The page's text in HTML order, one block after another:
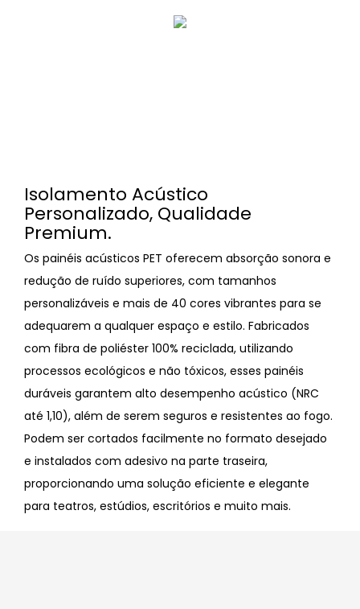
Isolamento Acústico
Personalizado, Qualidade
Premium.
Os painéis acústicos PET oferecem absorção sonora e
redução de ruído superiores, com tamanhos
personalizáveis ​​e mais de 40 cores vibrantes para se
adequarem a qualquer espaço e estilo. Fabricados
com fibra de poliéster 100% reciclada, utilizando
processos ecológicos e não tóxicos, esses painéis
duráveis ​​garantem alto desempenho acústico (NRC
até 1,10), além de serem seguros e resistentes ao fogo.
Podem ser cortados facilmente no formato desejado
e instalados com adesivo na parte traseira,
proporcionando uma solução eficiente e elegante
para teatros, estúdios, escritórios e muito mais.